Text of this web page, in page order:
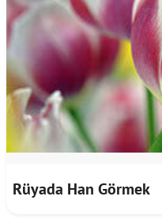
Rüyada Han Görmek